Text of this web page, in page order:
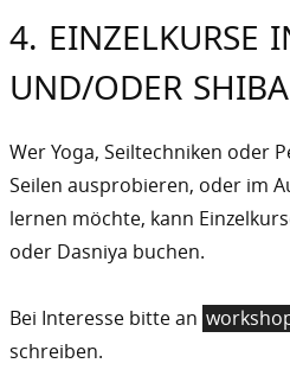
4. EINZELKURSE
UND/ODER
Wer Yoga, Seiltechniken oder
Seilen ausprobieren, oder im
lernen möchte, kann
oder Dasniya buchen.
Bei Interesse bitte an
schreiben.